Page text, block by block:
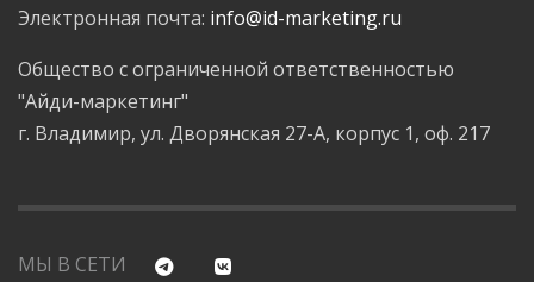
Электронная почта: info@id-marketing.ru
Общество с ограниченной ответственностью
"Айди-маркетинг"
г. Владимир, ул. Дворянская 27-А, корпус 1, оф. 217
МЫ В СЕТИ